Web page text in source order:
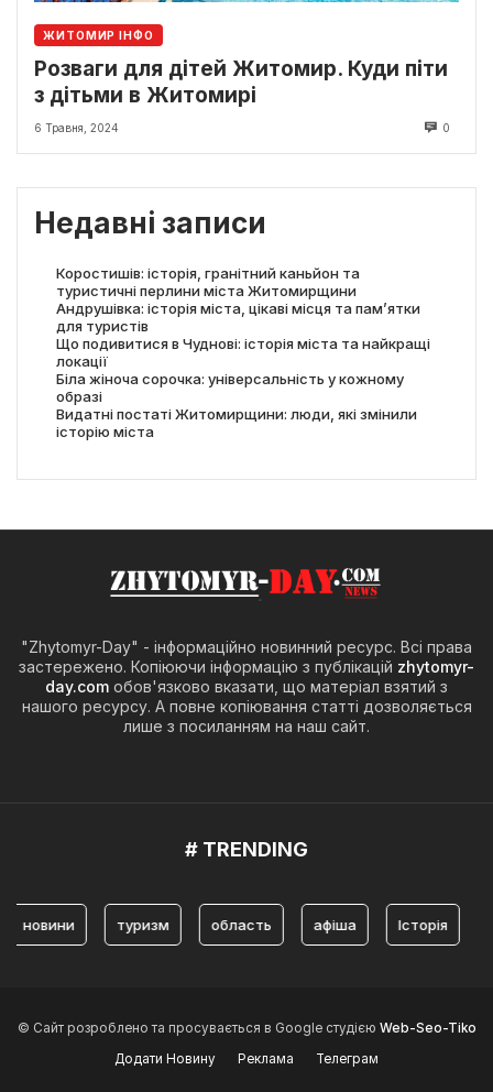
ЖИТОМИР ІНФО
Розваги для дітей Житомир. Куди піти
з дітьми в Житомирі
6 Травня, 2024 0
Недавні записи
Коростишів: історія, гранітний каньйон та
туристичні перлини міста Житомирщини
Андрушівка: історія міста, цікаві місця та пам’ятки
для туристів
Що подивитися в Чуднові: історія міста та найкращі
локації
Біла жіноча сорочка: універсальність у кожному
образі
Видатні постаті Житомирщини: люди, які змінили
історію міста
"Zhytomyr-Day" - інформаційно новинний ресурс. Всі права
застережено. Копіюючи інформацію з публікацій zhytomyr-
day.com обов'язково вказати, що матеріал взятий з
нашого ресурсу. А повне копіювання статті дозволяється
лише з посиланням на наш сайт.
# TRENDING
туризм область афіша Історія
© Сайт розроблено та просувається в Google студією Web-Seo-Tiko
Додати Новину
Реклама Телеграм